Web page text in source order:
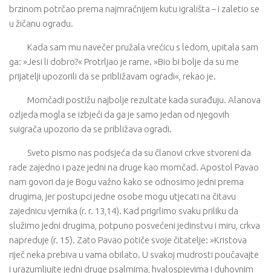
brzinom potrčao prema najmračnijem kutu igrališta – i zaletio se
u žičanu ogradu.
Kada sam mu navečer pružala vrećicu s ledom, upitala sam
ga: »Jesi li dobro?« Protrljao je rame. »Bio bi bolje da su me
prijatelji upozorili da se približavam ogradi«, rekao je.
Momčadi postižu najbolje rezultate kada surađuju. Alanova
ozljeda mogla se izbjeći da ga je samo jedan od njegovih
suigrača upozorio da se približava ogradi.
Sveto pismo nas podsjeća da su članovi crkve stvoreni da
rade zajedno i paze jedni na druge kao momčad. Apostol Pavao
nam govori da je Bogu važno kako se odnosimo jedni prema
drugima, jer postupci jedne osobe mogu utjecati na čitavu
zajednicu vjernika (r. r. 13,14). Kad prigrlimo svaku priliku da
služimo jedni drugima, potpuno posvećeni jedinstvu i miru, crkva
napreduje (r. 15). Zato Pavao potiče svoje čitatelje: »Kristova
riječ neka prebiva u vama obilato. U svakoj mudrosti poučavajte
i urazumljujte jedni druge psalmima, hvalospjevima i duhovnim